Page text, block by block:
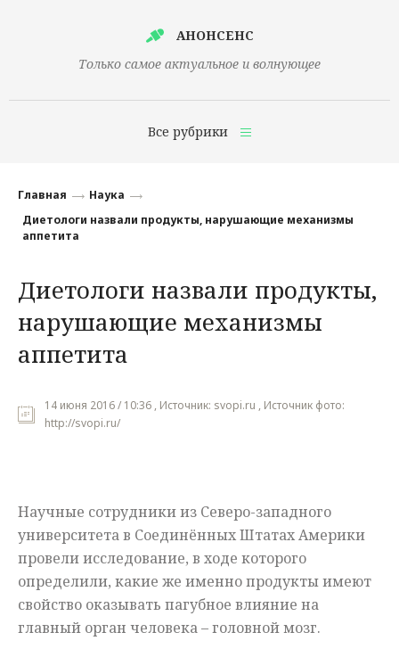
АНОНСЕНС
Только самое актуальное и волнующее
Все рубрики
Финансы
Наука
Культура
Общество
Мнения
Главная
Наука
Диетологи назвали продукты, нарушающие механизмы
аппетита
Диетологи назвали продукты,
нарушающие механизмы
аппетита
14 июня 2016 / 10:36 , Источник: svopi.ru , Источник фото:
http://svopi.ru/
Научные сотрудники из Северо-западного
университета в Соединённых Штатах Америки
провели исследование, в ходе которого
определили, какие же именно продукты имеют
свойство оказывать пагубное влияние на
главный орган человека – головной мозг.